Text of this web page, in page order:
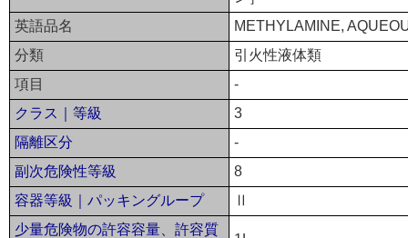
英語品名
METHYLAMINE,
分類
引火性液体類
項目
-
クラス｜等級
3
隔離区分
-
副次危険性等級
8
容器等級｜パッキングループ
Ⅱ
少量危険物の許容容量、許容質